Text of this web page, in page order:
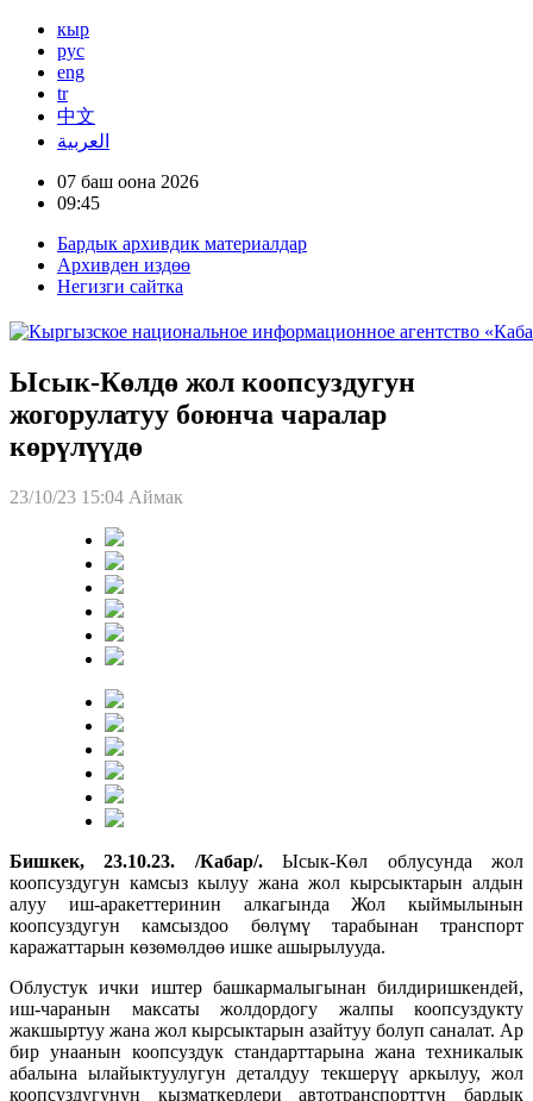
кыр
рус
eng
tr
中文
العربية
07 баш оона 2026
09:45
Бардык архивдик материалдар
Архивден издөө
Негизги сайтка
Ысык-Көлдө жол коопсуздугун
жогорулатуу боюнча чаралар
көрүлүүдө
23/10/23 15:04 Аймак
Бишкек, 23.10.23. /Кабар/.Ысык-Көл облусунда жол
коопсуздугун камсыз кылуу жана жол кырсыктарын алдын
алуу иш-аракеттеринин алкагында Жол кыймылынын
коопсуздугун камсыздоо бөлүмү тарабынан транспорт
каражаттарын көзөмөлдөө ишке ашырылууда.
Облустук ички иштер башкармалыгынан билдиришкендей,
иш-чаранын максаты жолдордогу жалпы коопсуздукту
жакшыртуу жана жол кырсыктарын азайтуу болуп саналат. Ар
бир унаанын коопсуздук стандарттарына жана техникалык
абалына ылайыктуулугун деталдуу текшерүү аркылуу, жол
коопсуздугунун кызматкерлери автотранспорттун бардык